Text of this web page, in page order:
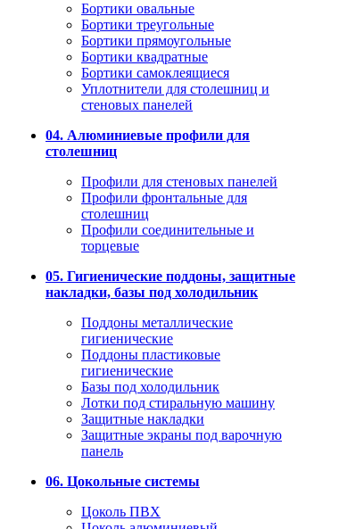
Бортики овальные
Бортики треугольные
Бортики прямоугольные
Бортики квадратные
Бортики самоклеящиеся
Уплотнители для столешниц и
стеновых панелей
04. Алюминиевые профили для
столешниц
Профили для стеновых панелей
Профили фронтальные для
столешниц
Профили соединительные и
торцевые
05. Гигиенические поддоны, защитные
накладки, базы под холодильник
Поддоны металлические
гигиенические
Поддоны пластиковые
гигиенические
Базы под холодильник
Лотки под стиральную машину
Защитные накладки
Защитные экраны под варочную
панель
06. Цокольные системы
Цоколь ПВХ